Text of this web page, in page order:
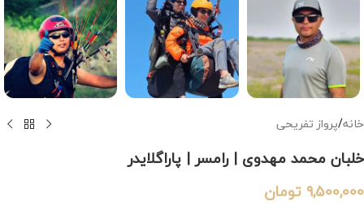
خانه/پرواز تفریحی
خلبان محمد مهدوی | رامسر | پاراگلایدر
9,500,000 تومان